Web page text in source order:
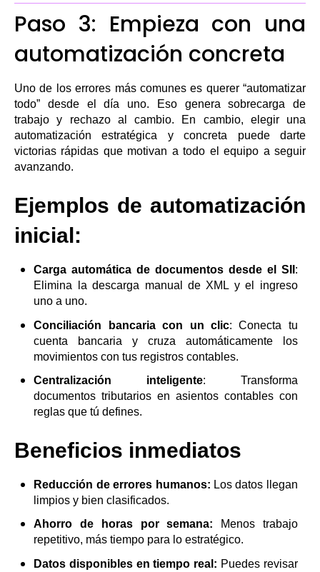
Paso 3: Empieza con una
automatización concreta
Uno de los errores más comunes es querer “automatizar
todo” desde el día uno. Eso genera sobrecarga de
trabajo y rechazo al cambio. En cambio, elegir una
automatización estratégica y concreta puede darte
victorias rápidas que motivan a todo el equipo a seguir
avanzando.
Ejemplos de automatización
inicial:
Carga automática de documentos desde el SII :
Elimina la descarga manual de XML y el ingreso
uno a uno.
Conciliación bancaria con un clic: Conecta tu
cuenta bancaria y cruza automáticamente los
movimientos con tus registros contables.
Centralización inteligente: Transforma
documentos tributarios en asientos contables con
reglas que tú defines.
Beneficios inmediatos
Reducción de errores humanos: Los datos llegan
limpios y bien clasificados.
Ahorro de horas por semana: Menos trabajo
repetitivo, más tiempo para lo estratégico.
Datos disponibles en tiempo real: Puedes revisar